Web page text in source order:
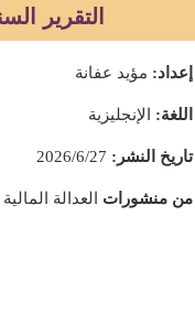
التقرير
إعداد: مؤيد عفانة
اللغة: الإنجليزية
تاريخ النشر:
من منشورات العدالة المالية